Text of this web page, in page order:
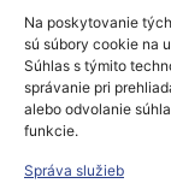
Na poskytovanie
sú súbory cookie na
Súhlas s týmito
správanie pri
alebo odvolanie
funkcie.
Správa služieb
Budeme
podporiť.“
V
nepíše o
odstúpenia.